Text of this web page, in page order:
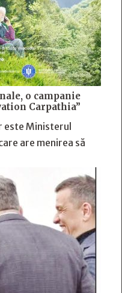
o campanie
Carpathia”
este Ministerul
are menirea să